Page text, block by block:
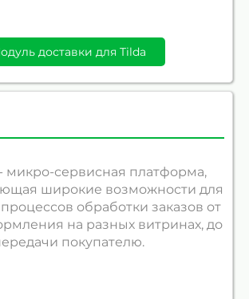
доставки для Tilda
микро-сервисная платформа,
широкие возможности для
обработки заказов от
на разных витринах, до
покупателю.